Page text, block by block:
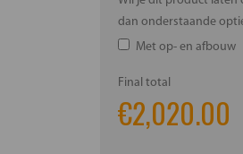
dan onderstaande
Met op- en afbouw
Final total
€2,020.00